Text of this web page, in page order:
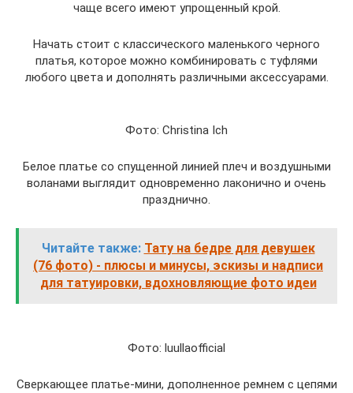
чаще всего имеют упрощенный крой.
Начать стоит с классического маленького черного
платья, которое можно комбинировать с туфлями
любого цвета и дополнять различными аксессуарами.
Фото: Christina Ich
Белое платье со спущенной линией плеч и воздушными
воланами выглядит одновременно лаконично и очень
празднично.
Читайте также: Тату на бедре для девушек
(76 фото) - плюсы и минусы, эскизы и надписи
для татуировки, вдохновляющие фото идеи
Фото: luullaofficial
Сверкающее платье-мини, дополненное ремнем с цепями